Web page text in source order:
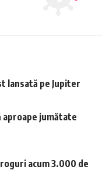
lansată pe Jupiter
jumătate
acum 3.000 de